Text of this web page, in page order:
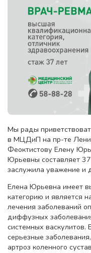
Мы рады
в МЦДиП на пр-те
Феоктистову Елену
Юрьевны составляет
заслужила уважение и
Елена Юрьевна имеет
категорию и является
лечения заболеваний
диффузных
системных васкулитов.
серьезные
артроз коленного